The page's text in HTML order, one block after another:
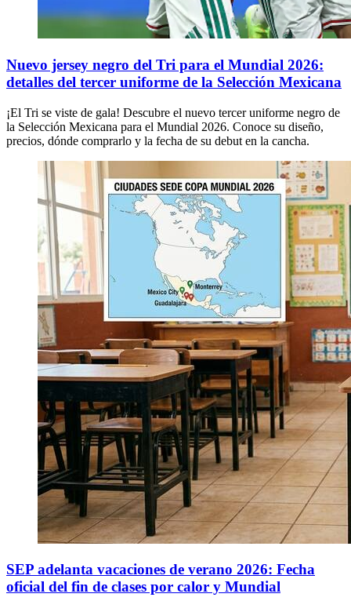
Nuevo jersey negro del Tri para el Mundial 2026:
detalles del tercer uniforme de la Selección Mexicana
¡El Tri se viste de gala! Descubre el nuevo tercer uniforme negro de
la Selección Mexicana para el Mundial 2026. Conoce su diseño,
precios, dónde comprarlo y la fecha de su debut en la cancha.
SEP adelanta vacaciones de verano 2026: Fecha
oficial del fin de clases por calor y Mundial